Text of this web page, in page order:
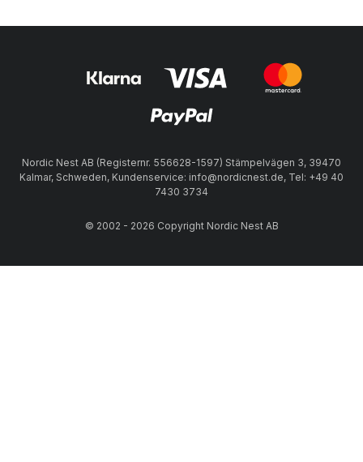
Nordic Nest AB (Registernr. 556628-1597) Stämpelvägen 3, 39470
Kalmar, Schweden, Kundenservice: info@nordicnest.de, Tel: +49 40
7430 3734
© 2002 - 2026 Copyright Nordic Nest AB